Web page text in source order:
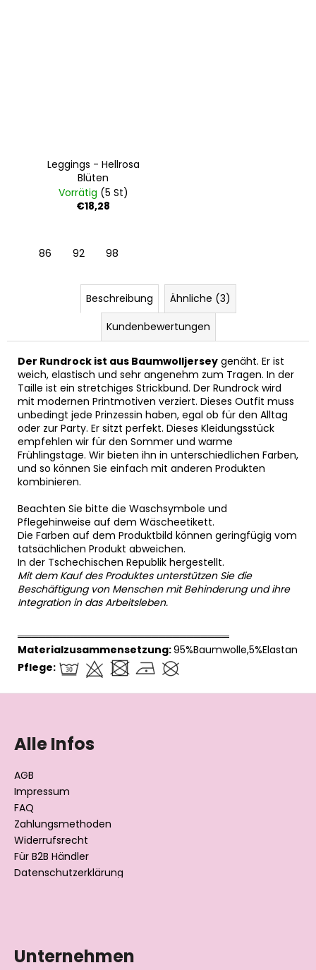
Leggings - Hellrosa
Blüten
Vorrätig (5 St)
€18,28
86 92 98
Beschreibung
Ähnliche (3)
Kundenbewertungen
Der Rundrock ist aus Baumwolljersey genäht. Er ist
weich, elastisch und sehr angenehm zum Tragen. In der
Taille ist ein stretchiges Strickbund. Der Rundrock wird
mit modernen Printmotiven verziert. Dieses Outfit muss
unbedingt jede Prinzessin haben, egal ob für den Alltag
oder zur Party. Er sitzt perfekt. Dieses Kleidungsstück
empfehlen wir für den Sommer und warme
Frühlingstage. Wir bieten ihn in unterschiedlichen Farben,
und so können Sie einfach mit anderen Produkten
kombinieren.
Beachten Sie bitte die Waschsymbole und
Pflegehinweise auf dem Wäscheetikett.
Die Farben auf dem Produktbild können geringfügig vom
tatsächlichen Produkt abweichen.
In der Tschechischen Republik hergestellt.
Mit dem Kauf des Produktes unterstützen Sie die
Beschäftigung von Menschen mit Behinderung und ihre
Integration in das Arbeitsleben.
══════════════════════════════
Materialzusammensetzung:95%Baumwolle,5%Elastan
Pflege:
Alle Infos
AGB
Impressum
FAQ
Zahlungsmethoden
Widerrufsrecht
Für B2B Händler
Datenschutzerklärung
Unternehmen